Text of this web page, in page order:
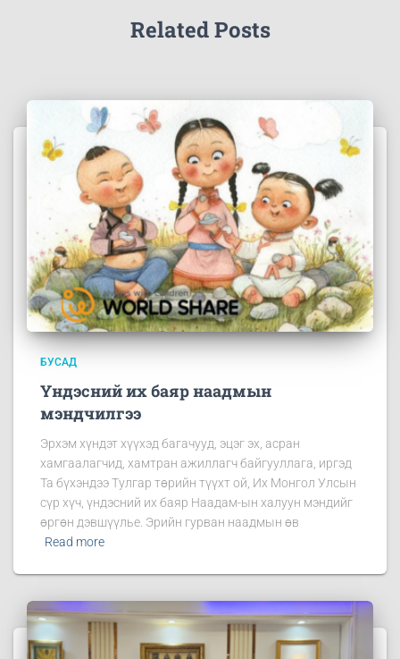
Related Posts
БУСАД
Үндэсний их баяр наадмын
мэндчилгээ
Эрхэм хүндэт хүүхэд багачууд, эцэг эх, асран
хамгаалагчид, хамтран ажиллагч байгууллага, иргэд
Та бүхэндээ Тулгар төрийн түүхт ой, Их Монгол Улсын
сүр хүч, үндэсний их баяр Наадам-ын халуун мэндийг
өргөн дэвшүүлье. Эрийн гурван наадмын өв
Read more